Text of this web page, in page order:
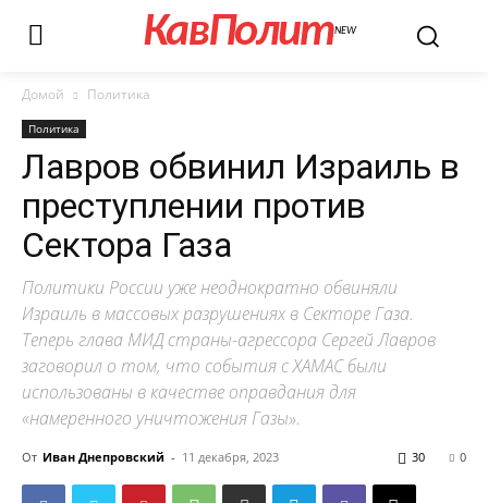
КавПолитNEW
Домой Политика
Политика
Лавров обвинил Израиль в
преступлении против
Сектора Газа
Политики России уже неоднократно обвиняли
Израиль в массовых разрушениях в Секторе Газа.
Теперь глава МИД страны-агрессора Сергей Лавров
заговорил о том, что события с XAMAC были
использованы в качестве оправдания для
«намеренного уничтожения Газы».
От Иван Днепровский - 11 декабря, 2023 0
30